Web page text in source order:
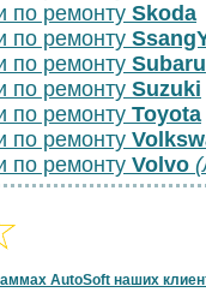
по ремонту Skoda
по ремонту
по ремонту Subaru
по ремонту Suzuki
по ремонту Toyota
по ремонту
по ремонту Volvo
AutoSoft наших